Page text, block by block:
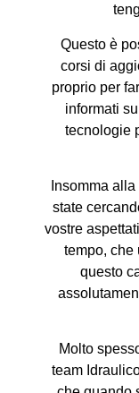
Questo è
corsi di
proprio per
informati
tecnologie
Insomma
state
vostre
tempo, che
questo
Molto
team